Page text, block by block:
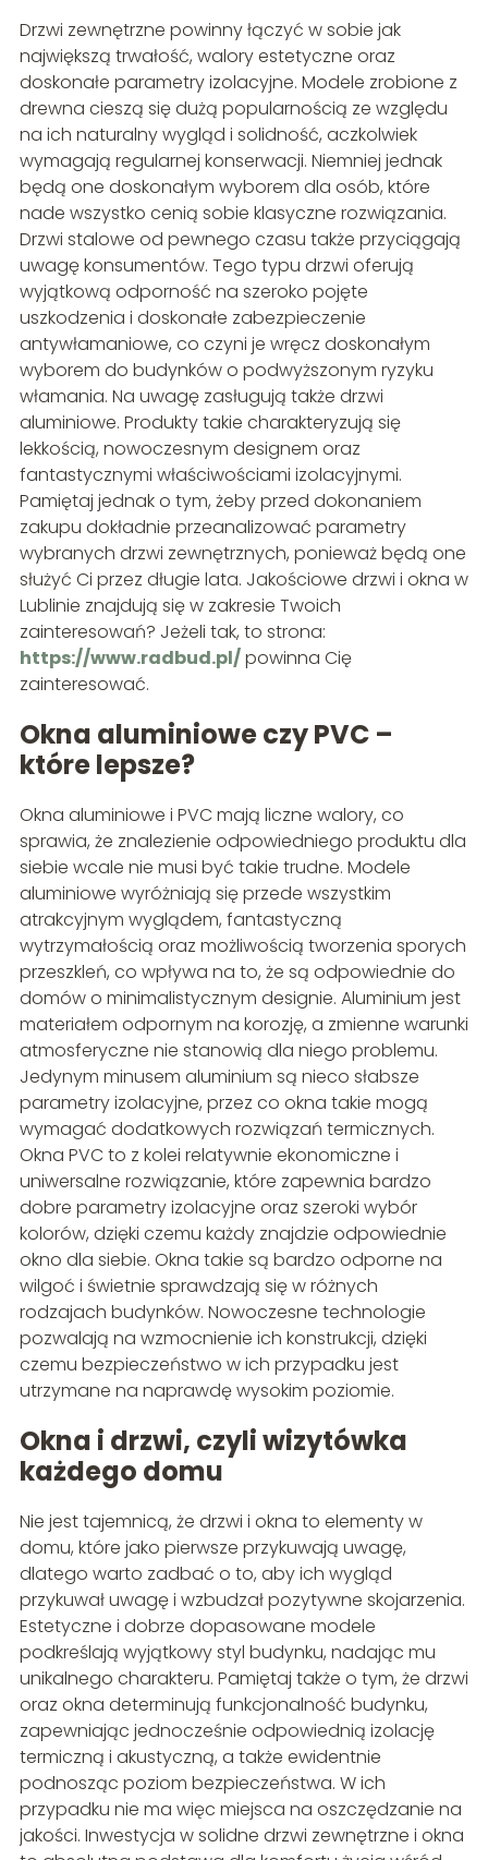
Drzwi zewnętrzne powinny łączyć w sobie jak
największą trwałość, walory estetyczne oraz
doskonałe parametry izolacyjne. Modele zrobione z
drewna cieszą się dużą popularnością ze względu
na ich naturalny wygląd i solidność, aczkolwiek
wymagają regularnej konserwacji. Niemniej jednak
będą one doskonałym wyborem dla osób, które
nade wszystko cenią sobie klasyczne rozwiązania.
Drzwi stalowe od pewnego czasu także przyciągają
uwagę konsumentów. Tego typu drzwi oferują
wyjątkową odporność na szeroko pojęte
uszkodzenia i doskonałe zabezpieczenie
antywłamaniowe, co czyni je wręcz doskonałym
wyborem do budynków o podwyższonym ryzyku
włamania. Na uwagę zasługują także drzwi
aluminiowe. Produkty takie charakteryzują się
lekkością, nowoczesnym designem oraz
fantastycznymi właściwościami izolacyjnymi.
Pamiętaj jednak o tym, żeby przed dokonaniem
zakupu dokładnie przeanalizować parametry
wybranych drzwi zewnętrznych, ponieważ będą one
służyć Ci przez długie lata. Jakościowe drzwi i okna w
Lublinie znajdują się w zakresie Twoich
zainteresowań? Jeżeli tak, to strona:
https://www.radbud.pl/powinna Cię
zainteresować.
Okna aluminiowe czy PVC –
które lepsze?
Okna aluminiowe i PVC mają liczne walory, co
sprawia, że znalezienie odpowiedniego produktu dla
siebie wcale nie musi być takie trudne. Modele
aluminiowe wyróżniają się przede wszystkim
atrakcyjnym wyglądem, fantastyczną
wytrzymałością oraz możliwością tworzenia sporych
przeszkleń, co wpływa na to, że są odpowiednie do
domów o minimalistycznym designie. Aluminium jest
materiałem odpornym na korozję, a zmienne warunki
atmosferyczne nie stanowią dla niego problemu.
Jedynym minusem aluminium są nieco słabsze
parametry izolacyjne, przez co okna takie mogą
wymagać dodatkowych rozwiązań termicznych.
Okna PVC to z kolei relatywnie ekonomiczne i
uniwersalne rozwiązanie, które zapewnia bardzo
dobre parametry izolacyjne oraz szeroki wybór
kolorów, dzięki czemu każdy znajdzie odpowiednie
okno dla siebie. Okna takie są bardzo odporne na
wilgoć i świetnie sprawdzają się w różnych
rodzajach budynków. Nowoczesne technologie
pozwalają na wzmocnienie ich konstrukcji, dzięki
czemu bezpieczeństwo w ich przypadku jest
utrzymane na naprawdę wysokim poziomie.
Okna i drzwi, czyli wizytówka
każdego domu
Nie jest tajemnicą, że drzwi i okna to elementy w
domu, które jako pierwsze przykuwają uwagę,
dlatego warto zadbać o to, aby ich wygląd
przykuwał uwagę i wzbudzał pozytywne skojarzenia.
Estetyczne i dobrze dopasowane modele
podkreślają wyjątkowy styl budynku, nadając mu
unikalnego charakteru. Pamiętaj także o tym, że drzwi
oraz okna determinują funkcjonalność budynku,
zapewniając jednocześnie odpowiednią izolację
termiczną i akustyczną, a także ewidentnie
podnosząc poziom bezpieczeństwa. W ich
przypadku nie ma więc miejsca na oszczędzanie na
jakości. Inwestycja w solidne drzwi zewnętrzne i okna